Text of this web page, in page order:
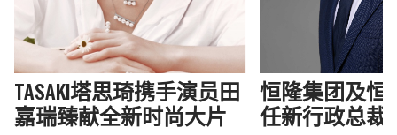
TASAKI塔思琦携手演员田
嘉瑞臻献全新时尚大片
恒隆集团及恒
任新行政总裁